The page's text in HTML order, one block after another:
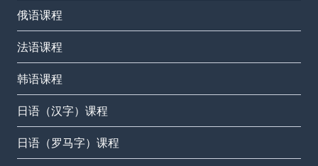
俄语课程
法语课程
韩语课程
日语（汉字）课程
日语（罗马字）课程